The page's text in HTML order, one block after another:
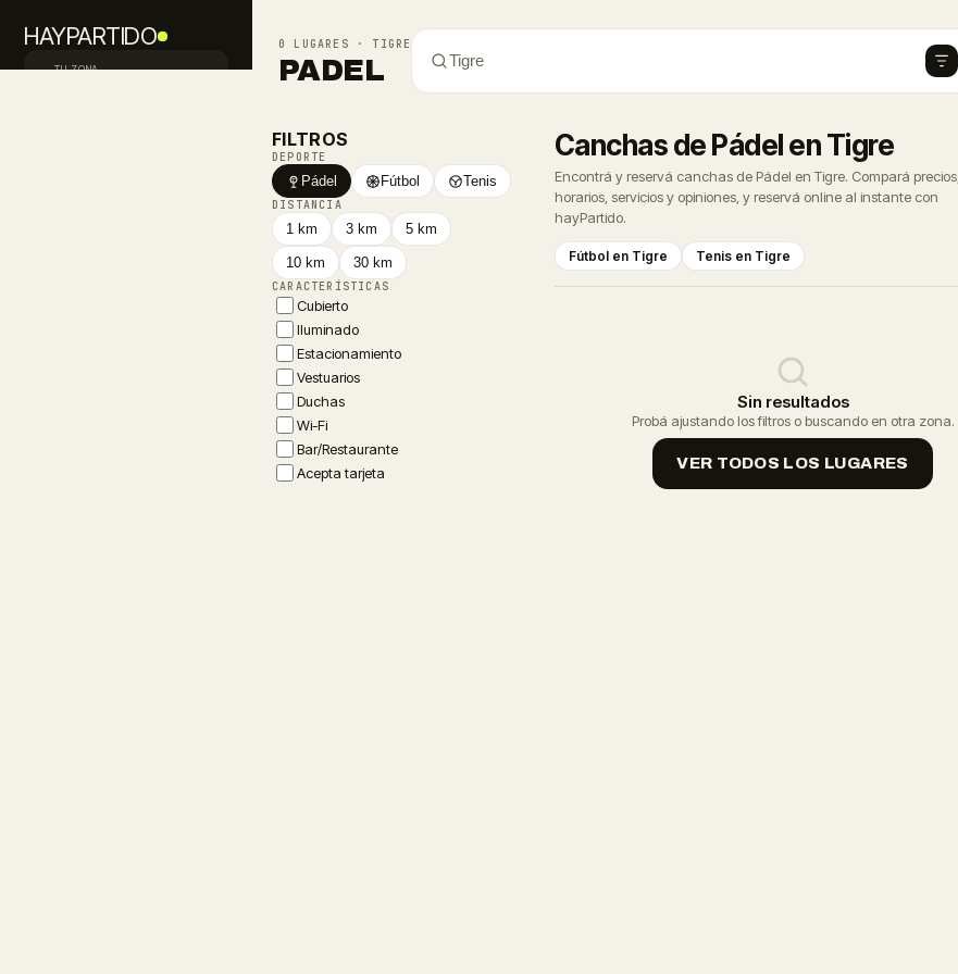
0 LUGARES · TIGRE
PADEL Tigre
FILTROS
DEPORTE
Pádel Fútbol Tenis
DISTANCIA
1 km 3 km 5 km
10 km 30 km
CARACTERÍSTICAS
Cubierto
Iluminado
Estacionamiento
Vestuarios
Duchas
Wi-Fi
Bar/Restaurante
Acepta tarjeta
Canchas de Pádel en Tigre
Encontrá y reservá canchas de Pádel en Tigre. Compará precios,
horarios, servicios y opiniones, y reservá online al instante con
hayPartido.
Fútbol en Tigre Tenis en Tigre
Sin resultados
Probá ajustando los filtros o buscando en otra zona.
VER TODOS LOS LUGARES
HAYPARTIDO
TU ZONA